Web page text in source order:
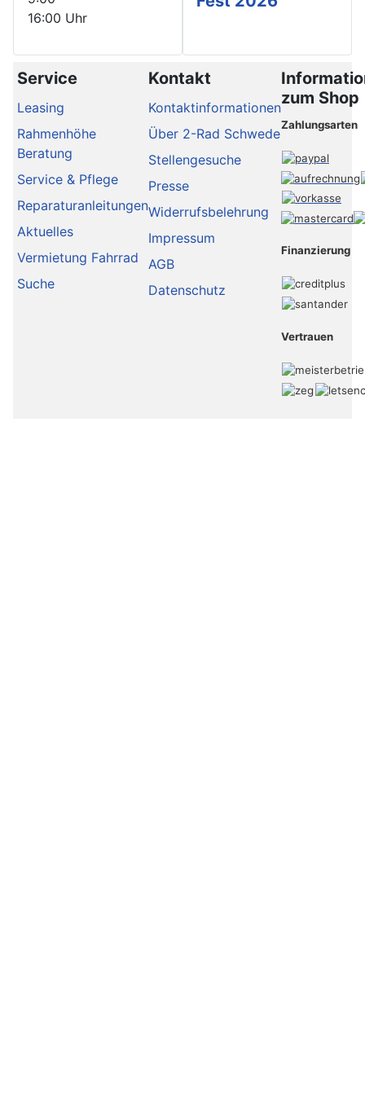
16:00 Uhr
Service
Leasing
Rahmenhöhe
Beratung
Service & Pflege
Reparaturanleitungen
Aktuelles
Vermietung Fahrrad
Suche
Kontakt
Kontaktinformationen
Über 2-Rad Schwede
Stellengesuche
Presse
Widerrufsbelehrung
Impressum
AGB
Datenschutz
zum Shop
Zahlungsarten
Finanzierung
Vertrauen